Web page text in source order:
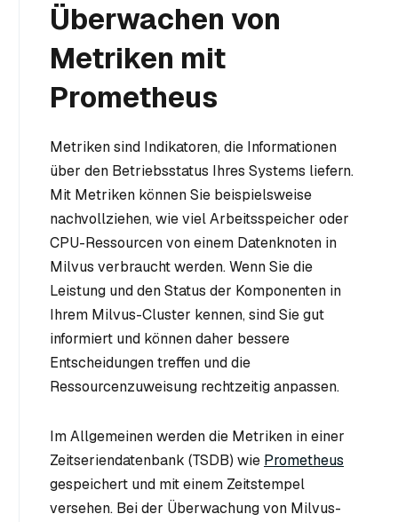
Überwachen von
Metriken mit
Prometheus
Metriken sind Indikatoren, die Informationen
über den Betriebsstatus Ihres Systems liefern.
Mit Metriken können Sie beispielsweise
nachvollziehen, wie viel Arbeitsspeicher oder
CPU-Ressourcen von einem Datenknoten in
Milvus verbraucht werden. Wenn Sie die
Leistung und den Status der Komponenten in
Ihrem Milvus-Cluster kennen, sind Sie gut
informiert und können daher bessere
Entscheidungen treffen und die
Ressourcenzuweisung rechtzeitig anpassen.
Im Allgemeinen werden die Metriken in einer
Zeitseriendatenbank (TSDB) wie Prometheus
gespeichert und mit einem Zeitstempel
versehen. Bei der Überwachung von Milvus-